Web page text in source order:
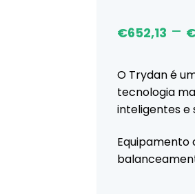
€652,13 –
O Trydan é
tecnologia
inteligentes e
Equipamento